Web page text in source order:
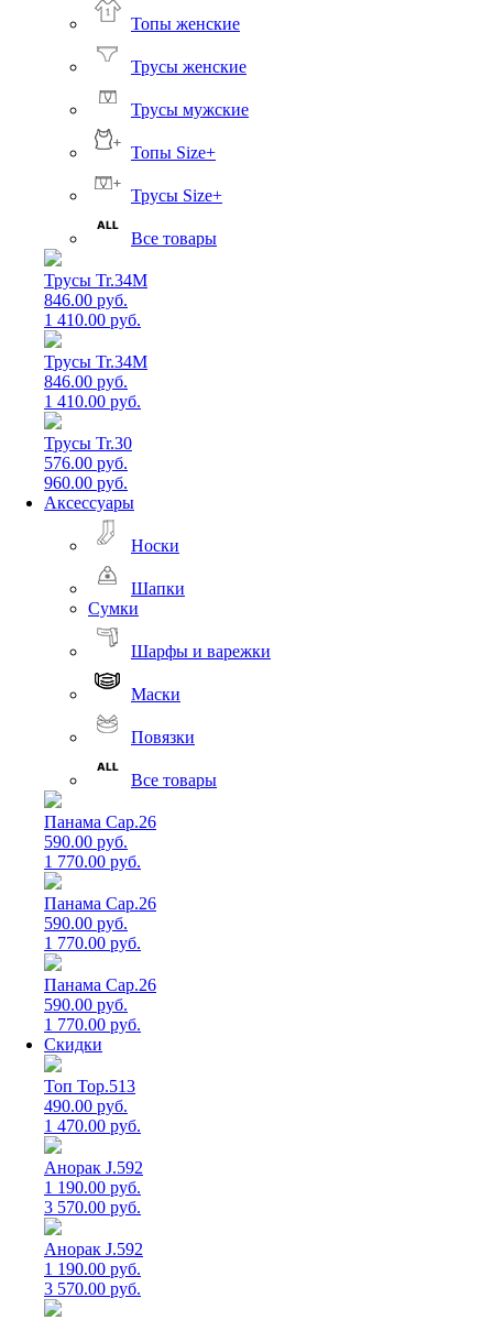
Топы женские
Трусы женские
Трусы мужские
Топы Size+
Трусы Size+
Все товары
Трусы Tr.34M
846.00 руб.
1 410.00 руб.
Трусы Tr.34M
846.00 руб.
1 410.00 руб.
Трусы Tr.30
576.00 руб.
960.00 руб.
Аксессуары
Носки
Шапки
Сумки
Шарфы и варежки
Маски
Повязки
Все товары
Панама Cap.26
590.00 руб.
1 770.00 руб.
Панама Cap.26
590.00 руб.
1 770.00 руб.
Панама Cap.26
590.00 руб.
1 770.00 руб.
Скидки
Топ Top.513
490.00 руб.
1 470.00 руб.
Анорак J.592
1 190.00 руб.
3 570.00 руб.
Анорак J.592
1 190.00 руб.
3 570.00 руб.